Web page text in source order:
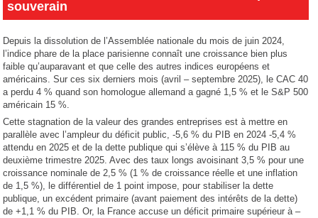
souverain
Depuis la dissolution de l’Assemblée nationale du mois de juin 2024,
l’indice phare de la place parisienne connaît une croissance bien plus
faible qu’auparavant et que celle des autres indices européens et
américains. Sur ces six derniers mois (avril – septembre 2025), le CAC 40
a perdu 4 % quand son homologue allemand a gagné 1,5 % et le S&P 500
américain 15 %.
Cette stagnation de la valeur des grandes entreprises est à mettre en
parallèle avec l’ampleur du déficit public, -5,6 % du PIB en 2024 -5,4 %
attendu en 2025 et de la dette publique qui s’élève à 115 % du PIB au
deuxième trimestre 2025. Avec des taux longs avoisinant 3,5 % pour une
croissance nominale de 2,5 % (1 % de croissance réelle et une inflation
de 1,5 %), le différentiel de 1 point impose, pour stabiliser la dette
publique, un excédent primaire (avant paiement des intérêts de la dette)
de +1,1 % du PIB. Or, la France accuse un déficit primaire supérieur à –